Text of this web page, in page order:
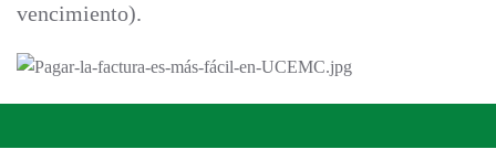
vencimiento).